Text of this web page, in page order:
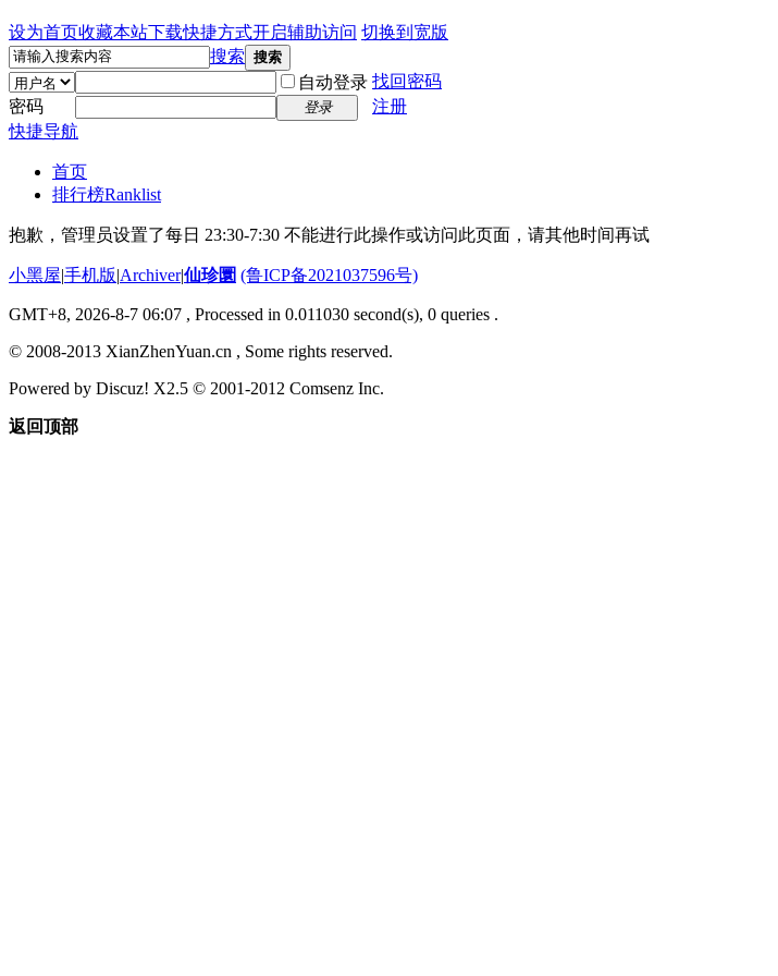
设为首页收藏本站下载快捷方式开启辅助访问 切换到宽版
搜索 搜索
自动登录 找回密码
密码
登录
注册
快捷导航
首页
排行榜Ranklist
抱歉，管理员设置了每日 23:30-7:30 不能进行此操作或访问此页面，请其他时间再试
小黑屋|手机版|Archiver|仙珍圜 (鲁ICP备2021037596号)
GMT+8, 2026-8-7 06:07 , Processed in 0.011030 second(s), 0 queries .
© 2008-2013 XianZhenYuan.cn , Some rights reserved.
Powered by Discuz! X2.5 © 2001-2012 Comsenz Inc.
返回顶部